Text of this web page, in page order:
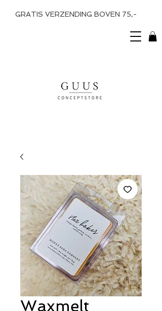
GRATIS VERZENDING BOVEN 75,-
Waxmelt